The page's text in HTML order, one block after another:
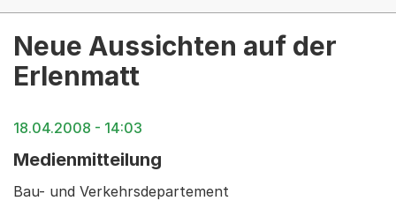
Neue Aussichten auf der
Erlenmatt
18.04.2008 - 14:03
Medienmitteilung
Bau- und Verkehrsdepartement